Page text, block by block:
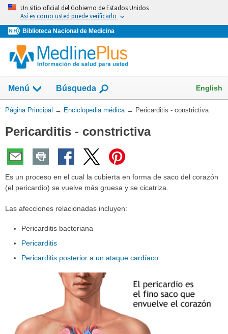
Omita
vaya
al
Contenido
Un sitio oficial del Gobierno de Estados Unidos
Así es como usted puede verificarlo
Biblioteca Nacional de Medicina
Menú Búsqueda English
Usted
aquí:
Página Principal → Enciclopedia médica → Pericarditis - constrictiva
Pericarditis - constrictiva
Es un proceso en el cual la cubierta en forma de saco del corazón
(el pericardio) se vuelve más gruesa y se cicatriza.
Las afecciones relacionadas incluyen:
Pericarditis bacteriana
Pericarditis
Pericarditis posterior a un ataque cardíaco